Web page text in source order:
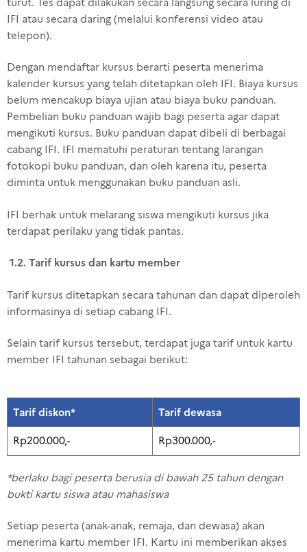
IFI atau secara daring (melalui konferensi video atau
telepon).
Dengan mendaftar kursus berarti peserta menerima
kalender kursus yang telah ditetapkan oleh IFI. Biaya kursus
belum mencakup biaya ujian atau biaya buku panduan.
Pembelian buku panduan wajib bagi peserta agar dapat
mengikuti kursus. Buku panduan dapat dibeli di berbagai
cabang IFI. IFI mematuhi peraturan tentang larangan
fotokopi buku panduan, dan oleh karena itu, peserta
diminta untuk menggunakan buku panduan asli.
IFI berhak untuk melarang siswa mengikuti kursus jika
terdapat perilaku yang tidak pantas.
1.2. Tarif kursus dan kartu member
Tarif kursus ditetapkan secara tahunan dan dapat diperoleh
informasinya di setiap cabang IFI.
Selain tarif kursus tersebut, terdapat juga tarif untuk kartu
member IFI tahunan sebagai berikut:
Tarif diskon* Tarif dewasa
Rp200.000,- Rp300.000,-
*berlaku bagi peserta berusia di bawah 25 tahun dengan
bukti kartu siswa atau mahasiswa
Setiap peserta (anak-anak, remaja, dan dewasa) akan
menerima kartu member IFI. Kartu ini memberikan akses